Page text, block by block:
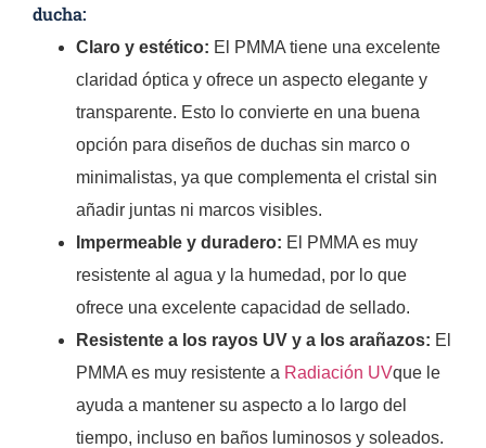
ducha:
Claro y estético: El PMMA tiene una excelente
claridad óptica y ofrece un aspecto elegante y
transparente. Esto lo convierte en una buena
opción para diseños de duchas sin marco o
minimalistas, ya que complementa el cristal sin
añadir juntas ni marcos visibles.
Impermeable y duradero: El PMMA es muy
resistente al agua y la humedad, por lo que
ofrece una excelente capacidad de sellado.
Resistente a los rayos UV y a los arañazos: El
PMMA es muy resistente a Radiación UVque le
ayuda a mantener su aspecto a lo largo del
tiempo, incluso en baños luminosos y soleados.